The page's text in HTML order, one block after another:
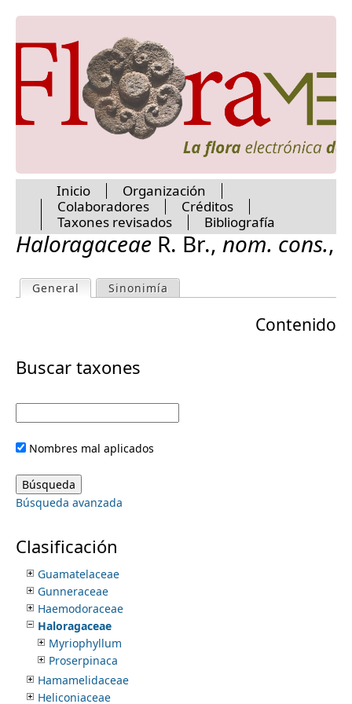
HaloragaceaeR. Br.,nom. cons.,
P
i
m
r
y
t
General (active tab)
Sinonimía
Contenido
M
n
u
Inicio
Organización
Colaboradores
Créditos
Taxones revisados
Bibliografía
Buscar taxones
Nombres mal aplicados
Búsqueda avanzada
Clasificación
Cunoniaceae
Cyclanthaceae
Cymodoceaceae
Cyperaceae
Cyrillaceae
Cytinaceae
Datiscaceae
Dioscoreaceae
Dipentodontaceae
Droseraceae
Ebenaceae
Ehretiaceae
Elaeagnaceae
Elaeocarpaceae
Elatinaceae
Euphorbiaceae
Fagaceae
Garryaceae
Gentianaceae
Geraniaceae
Goodeniaceae
Grossulariaceae
Guamatelaceae
Gunneraceae
Haemodoraceae
Haloragaceae
Myriophyllum
Proserpinaca
Hamamelidaceae
Heliconiaceae